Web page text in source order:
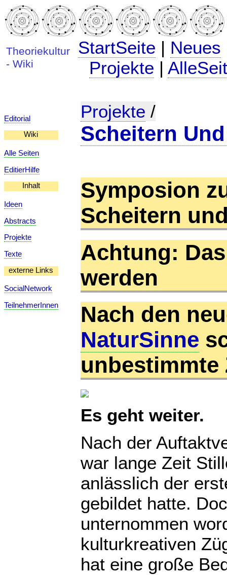
Theoriekultur
- Wiki
StartSeite | Neues
Projekte |
Editorial
Wiki
Alle Seiten
EditierHilfe
Inhalt
Ideen
Abstracts
Projekte
Texte
externe Links
SocialNetwork
TeilnehmerInnen
Projekte /
Scheitern
Symposion
Scheitern
Achtung:
werden
Nach den
NaturSinne
Es geht weiter.
Nach der
war lange Zeit
anlässlich der
gebildet hatte.
unternommen
kulturkreativen
hat eine große